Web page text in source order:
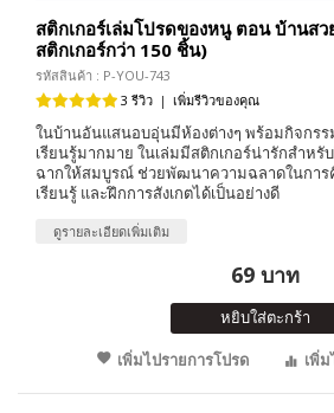
สติกเกอร์เล่มโปรดของหนู ตอน บ้านส
สติกเกอร์กว่า 150 ชิ้น)
รหัสสินค้า : P-YOU-743
3 รีวิว | เพิ่มรีวิวของคุณ
ในบ้านอันแสนอบอุ่นมีห้องต่างๆ พร้อมกิจกร
เรียนรู้มากมาย ในเล่มมีสติกเกอร์น่ารักสำหรั
ฉากให้สมบูรณ์ ช่วยพัฒนาความฉลาดในการ
เรียนรู้ และฝึกการสังเกตได้เป็นอย่างดี
ดูรายละเอียดเพิ่มเติม
69 บาท
หยิบใส่ตะกร้า
เพิ่มไปรายการโปรด
เพิ่